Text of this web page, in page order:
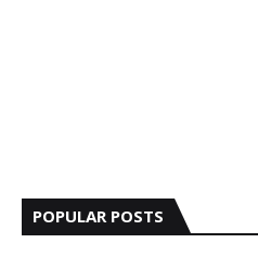
POPULAR POSTS